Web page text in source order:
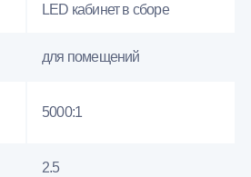
LED кабинет в сборе
для помещений
5000:1
2.5